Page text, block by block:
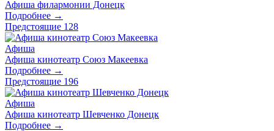
Афиша филармонии Донецк
Подробнее →
Предстоящие 128
Афиша
Афиша кинотеатр Союз Макеевка
Подробнее →
Предстоящие 196
Афиша
Афиша кинотеатр Шевченко Донецк
Подробнее →